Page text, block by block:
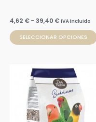
4,62 € - 39,40 € IVA Incluido
SELECCIONAR OPCIONES
Rango
precios:
desde
6,37 €
hasta
15,80 €